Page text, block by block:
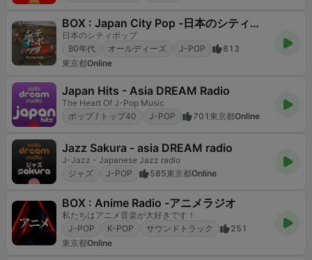
BOX : Japan City Pop -日本のシティポップ
日本のシティポップ
80年代
オールディーズ J-POP
813
東京都Online
Japan Hits - Asia DREAM Radio
The Heart Of J-Pop Music
ポップ / トップ40
J-POP 701 東京都Online
Jazz Sakura - asia DREAM radio
J-Jazz - Japanese Jazz radio
ジャズ
J-POP 585東京都Online
BOX : Anime Radio -アニメラジオ
私たちはアニメ音楽が大好きです！
J-POP
K-POP サウンドトラック
251
東京都Online